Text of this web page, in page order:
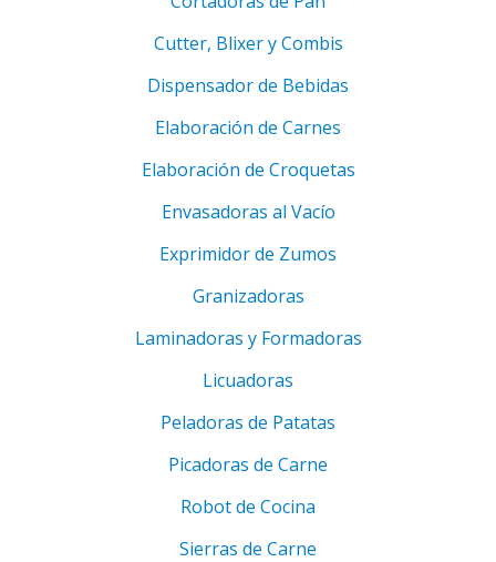
Cutter, Blixer y Combis
Dispensador de Bebidas
Elaboración de Carnes
Elaboración de Croquetas
Envasadoras al Vacío
Exprimidor de Zumos
Granizadoras
Laminadoras y Formadoras
Licuadoras
Peladoras de Patatas
Picadoras de Carne
Robot de Cocina
Sierras de Carne